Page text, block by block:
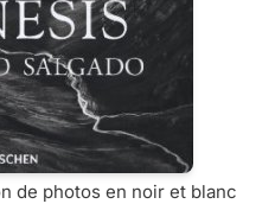
de photos en noir et blanc